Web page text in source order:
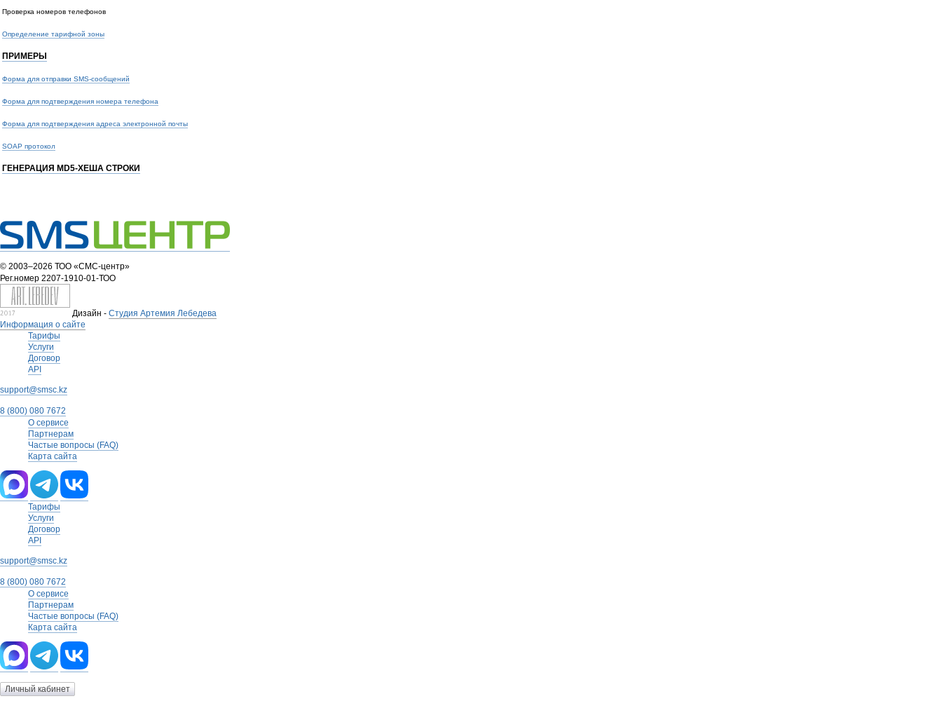
Проверка номеров телефонов
Определение тарифной зоны
ПРИМЕРЫ
Форма для отправки SMS-сообщений
Форма для подтверждения номера телефона
Форма для подтверждения адреса электронной почты
SOAP протокол
ГЕНЕРАЦИЯ MD5-ХЕША СТРОКИ
© 2003–2026 ТОО «СМС-центр»
Рег.номер 2207-1910-01-ТОО
Дизайн - Студия Артемия Лебедева
Информация о сайте
Тарифы
Услуги
Договор
API
support@smsc.kz
8 (800) 080 7672
О сервисе
Партнерам
Частые вопросы (FAQ)
Карта сайта
Тарифы
Услуги
Договор
API
support@smsc.kz
8 (800) 080 7672
О сервисе
Партнерам
Частые вопросы (FAQ)
Карта сайта